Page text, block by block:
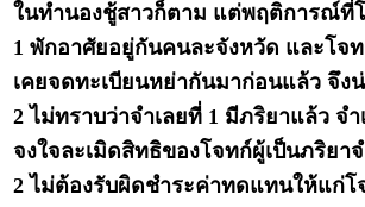
ในทำนองชู้สาวก็ตาม แต่พฤติการณ์ที่
1 พักอาศัยอยู่กันคนละจังหวัด และโจท
เคยจดทะเบียนหย่ากันมาก่อนแล้ว จึง
2 ไม่ทราบว่าจำเลยที่ 1 มีภริยาแล้ว จำ
จงใจละเมิดสิทธิของโจทก์ผู้เป็นภริยา
2 ไม่ต้องรับผิดชำระค่าทดแทนให้แก่